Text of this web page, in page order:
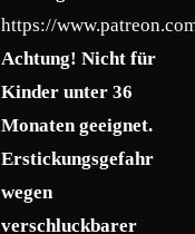
https://
Achtung! Nicht für
Kinder unter 36
Monaten geeignet.
Erstickungsgefahr
wegen
verschluckbarer